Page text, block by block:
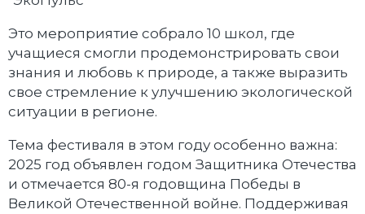
Это мероприятие собрало 10 школ, где
учащиеся смогли продемонстрировать свои
знания и любовь к природе, а также выразить
свое стремление к улучшению экологической
ситуации в регионе.
Тема фестиваля в этом году особенно важна:
2025 год объявлен годом Защитника Отечества
и отмечается 80-я годовщина Победы в
Великой Отечественной войне. Поддерживая